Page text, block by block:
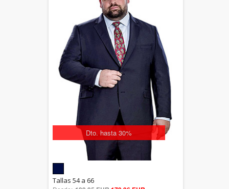
Dto. hasta 30%
Tallas 54 a 66